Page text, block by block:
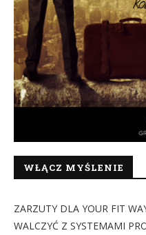
WŁĄCZ MYŚLENIE
ZARZUTY DLA YOUR FIT
WALCZYĆ Z SYSTEMAMI